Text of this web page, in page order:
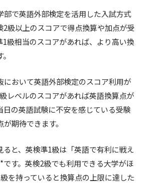
部で英語外部検定を活用した入試方式
2級以上のスコアで得点換算や加点が受
1級相当のスコアがあれば、より高い換
において英語外部検定のスコア利用が
レベルのスコアがあれば英語換算点が
日の英語試験に不安を感じている受験
期待できます。
と、英検準1級は「英語で有利に戦え
す。英検2級でも利用できる大学がほ
を持っていると換算点の上限に達した